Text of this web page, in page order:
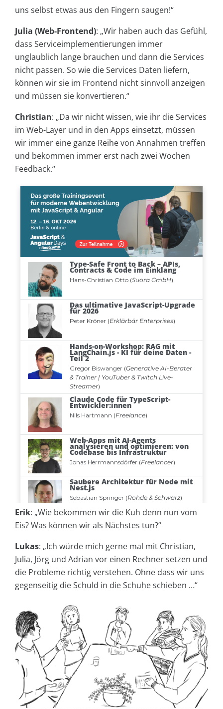
uns selbst etwas aus den Fingern saugen!“
Julia (Web-Frontend): „Wir haben auch das Gefühl,
dass Serviceimplementierungen immer
unglaublich lange brauchen und dann die Services
nicht passen. So wie die Services Daten liefern,
können wir sie im Frontend nicht sinnvoll anzeigen
und müssen sie konvertieren.“
Christian: „Da wir nicht wissen, wie ihr die Services
im Web-Layer und in den Apps einsetzt, müssen
wir immer eine ganze Reihe von Annahmen treffen
und bekommen immer erst nach zwei Wochen
Feedback.“
Erik: „Wie bekommen wir die Kuh denn nun vom
Eis? Was können wir als Nächstes tun?“
Lukas: „Ich würde mich gerne mal mit Christian,
Julia, Jörg und Adrian vor einen Rechner setzen und
die Probleme richtig verstehen. Ohne dass wir uns
gegenseitig die Schuld in die Schuhe schieben …“